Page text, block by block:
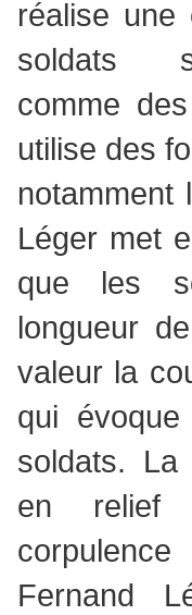
réalise
soldats
comme
utilise des
notamment
Léger met
que les
longueur
valeur la
qui
soldats. La
en
Fernand